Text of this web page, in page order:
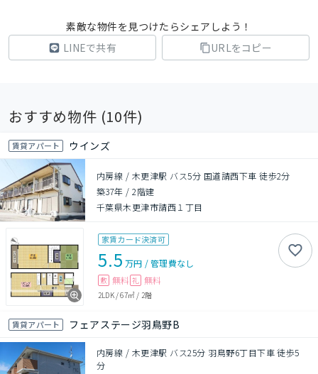
素敵な物件を見つけたらシェアしよう！
LINEで共有
URLをコピー
おすすめ物件 (10件)
賃貸アパート ウインズ
内房線 / 木更津駅 バス5分 国道請西下車 徒歩2分
築37年 /2階建
千葉県木更津市請西１丁目
家賃カード決済可
5.5 万円 /管理費なし
敷 無料 礼 無料
2LDK/67㎡ / 2階
賃貸アパート フェアステージ羽鳥野B
内房線 / 木更津駅 バス25分 羽鳥野6丁目下車 徒歩5
分